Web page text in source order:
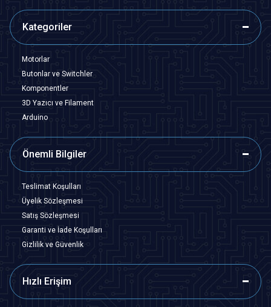
Kategoriler
Motorlar
Butonlar ve Switchler
Komponentler
3D Yazıcı ve Filament
Arduino
Önemli Bilgiler
Teslimat Koşulları
Üyelik Sözleşmesi
Satış Sözleşmesi
Garanti ve İade Koşulları
Gizlilik ve Güvenlik
Hızlı Erişim